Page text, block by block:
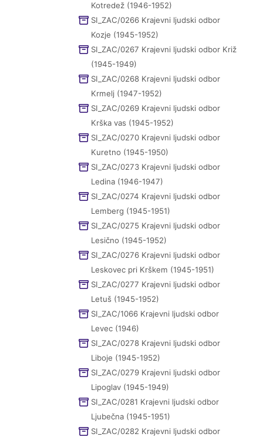
Kotredež (1946-1952)
SI_ZAC/0266 Krajevni ljudski odbor
Kozje (1945-1952)
SI_ZAC/0267 Krajevni ljudski odbor Križ
(1945-1949)
SI_ZAC/0268 Krajevni ljudski odbor
Krmelj (1947-1952)
SI_ZAC/0269 Krajevni ljudski odbor
Krška vas (1945-1952)
SI_ZAC/0270 Krajevni ljudski odbor
Kuretno (1945-1950)
SI_ZAC/0273 Krajevni ljudski odbor
Ledina (1946-1947)
SI_ZAC/0274 Krajevni ljudski odbor
Lemberg (1945-1951)
SI_ZAC/0275 Krajevni ljudski odbor
Lesično (1945-1952)
SI_ZAC/0276 Krajevni ljudski odbor
Leskovec pri Krškem (1945-1951)
SI_ZAC/0277 Krajevni ljudski odbor
Letuš (1945-1952)
SI_ZAC/1066 Krajevni ljudski odbor
Levec (1946)
SI_ZAC/0278 Krajevni ljudski odbor
Liboje (1945-1952)
SI_ZAC/0279 Krajevni ljudski odbor
Lipoglav (1945-1949)
SI_ZAC/0281 Krajevni ljudski odbor
Ljubečna (1945-1951)
SI_ZAC/0282 Krajevni ljudski odbor